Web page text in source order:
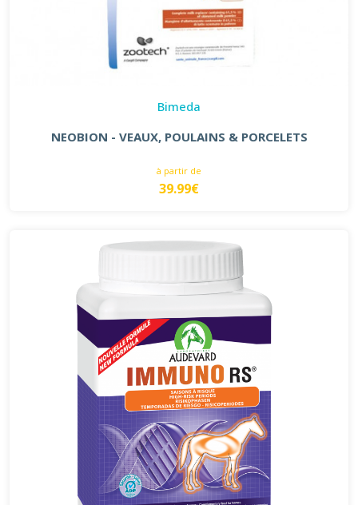
Bimeda
NEOBION - VEAUX, POULAINS & PORCELETS
à partir de
39.99€